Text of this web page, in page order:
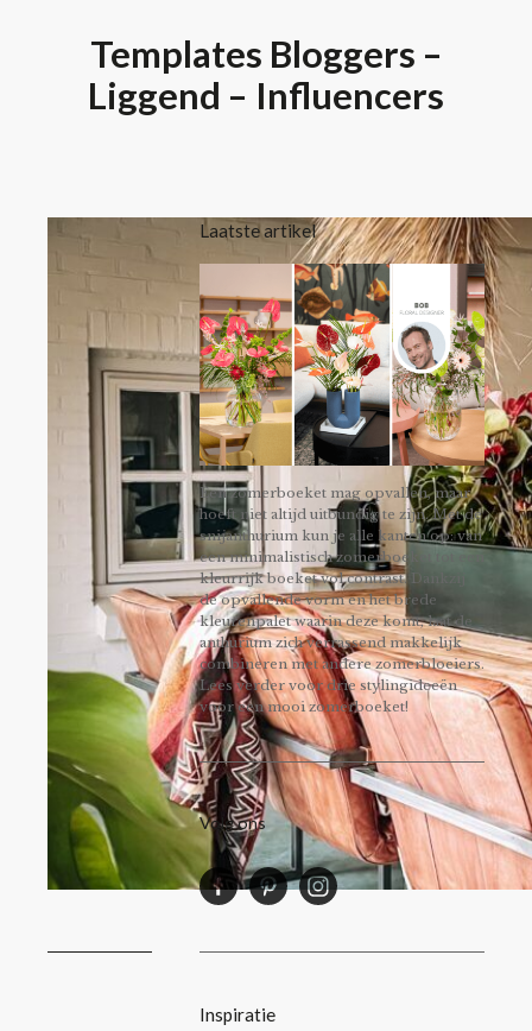
Templates Bloggers –
Liggend – Influencers
Laatste artikel
Een zomerboeket mag opvallen, maar
hoeft niet altijd uitbundig te zijn. Met de
snijanthurium kun je alle kanten op: van
een minimalistisch zomerboeket tot een
kleurrijk boeket vol contrast. Dankzij
de opvallende vorm en het brede
kleurenpalet waarin deze komt, laat de
anthurium zich verrassend makkelijk
combineren met andere zomerbloeiers.
Lees verder voor drie stylingideeën
voor een mooi zomerboeket!
Volg ons
Inspiratie